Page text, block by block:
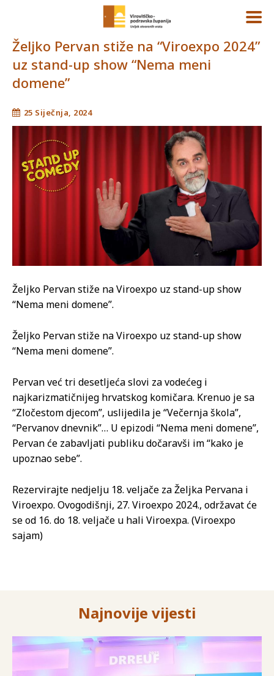
Željko Pervan stiže na “Viroexpo 2024”
uz stand-up show “Nema meni
domene”
25 Siječnja, 2024
Željko Pervan stiže na Viroexpo uz stand-up show
“Nema meni domene”.
Željko Pervan stiže na Viroexpo uz stand-up show
“Nema meni domene”.
Pervan već tri desetljeća slovi za vodećeg i
najkarizmatičnijeg hrvatskog komičara. Krenuo je sa
“Zločestom djecom”, uslijedila je “Večernja škola”,
“Pervanov dnevnik”… U epizodi “Nema meni domene”,
Pervan će zabavljati publiku dočaravši im “kako je
upoznao sebe”.
Rezervirajte nedjelju 18. veljače za Željka Pervana i
Viroexpo. Ovogodišnji, 27. Viroexpo 2024., održavat će
se od 16. do 18. veljače u hali Viroexpa. (Viroexpo
sajam)
Najnovije vijesti